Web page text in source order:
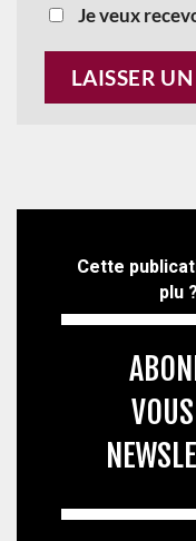
Je veux
Cette
plu ?